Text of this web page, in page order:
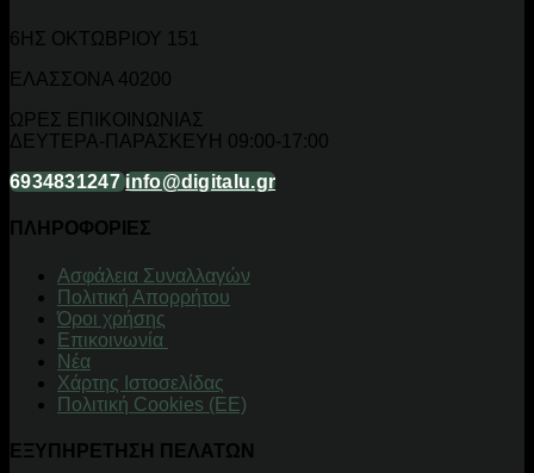
6ΗΣ ΟΚΤΩΒΡΙΟΥ 151
ΕΛΑΣΣΟΝΑ 40200
ΩΡΕΣ ΕΠΙΚΟΙΝΩΝΙΑΣ
ΔΕΥΤΕΡΑ-ΠΑΡΑΣΚΕΥΗ 09:00-17:00
6934831247 info@digitalu.gr
ΠΛΗΡΟΦΟΡΙΕΣ
Aσφάλεια Συναλλαγών
Πολιτική Απορρήτου
Όροι χρήσης
Επικοινωνία
Νέα
Χάρτης Ιστοσελίδας
Πολιτική Cookies (ΕΕ)
ΕΞΥΠΗΡΕΤΗΣΗ ΠΕΛΑΤΩΝ